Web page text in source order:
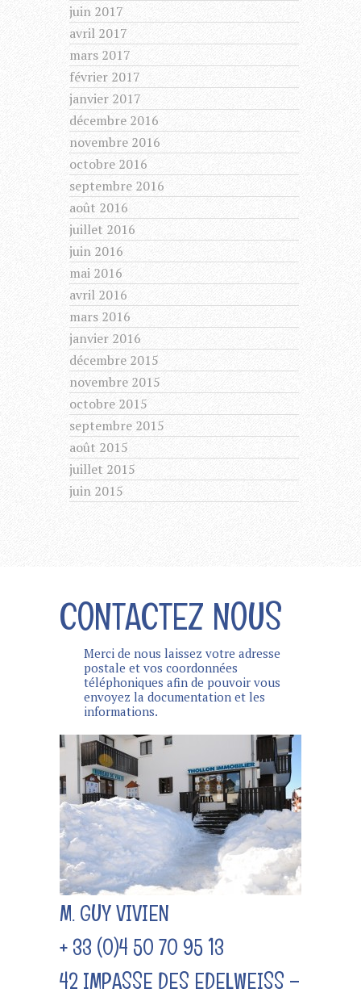
juin 2017
avril 2017
mars 2017
février 2017
janvier 2017
décembre 2016
novembre 2016
octobre 2016
septembre 2016
août 2016
juillet 2016
juin 2016
mai 2016
avril 2016
mars 2016
janvier 2016
décembre 2015
novembre 2015
octobre 2015
septembre 2015
août 2015
juillet 2015
juin 2015
CONTACTEZ NOUS
Merci de nous laissez votre adresse
postale et vos coordonnées
téléphoniques afin de pouvoir vous
envoyez la documentation et les
informations.
M. GUY VIVIEN
+ 33 (0)4 50 70 95 13
42 IMPASSE DES EDELWEISS –